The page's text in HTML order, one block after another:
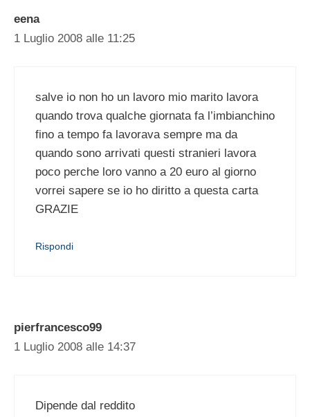
eena
1 Luglio 2008 alle 11:25
salve io non ho un lavoro mio marito lavora
quando trova qualche giornata fa l’imbianchino
fino a tempo fa lavorava sempre ma da
quando sono arrivati questi stranieri lavora
poco perche loro vanno a 20 euro al giorno
vorrei sapere se io ho diritto a questa carta
GRAZIE
Rispondi
pierfrancesco99
1 Luglio 2008 alle 14:37
Dipende dal reddito